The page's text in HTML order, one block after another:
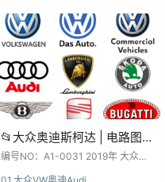
补丁等都不相同，本站不免费提
供！ 本套资源：本站VIP会员都能下
载自学钻研，资源种类繁多，自行
研究！更新不断…
📂大众奥迪斯柯达 | 电路图
2019年 大众+奥迪+斯柯达
编号NO：A1-0031 2019年 大众